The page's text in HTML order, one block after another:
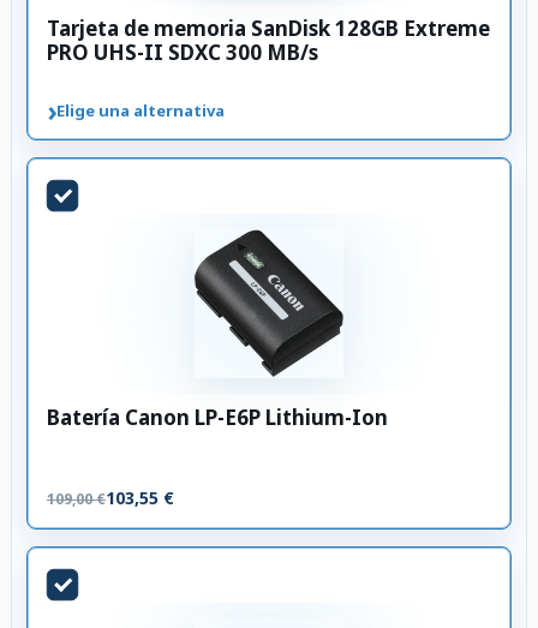
Tarjeta de memoria SanDisk 128GB Extreme
PRO UHS-II SDXC 300 MB/s
›Elige una alternativa
Batería Canon LP-E6P Lithium-Ion
109,00 €103,55 €